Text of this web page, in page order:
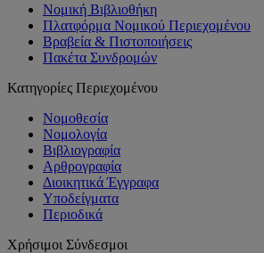
Νομική Βιβλιοθήκη
Πλατφόρμα Νομικού Περιεχομένου
Βραβεία & Πιστοποιήσεις
Πακέτα Συνδρομών
Κατηγορίες Περιεχομένου
Νομοθεσία
Νομολογία
Βιβλιογραφία
Αρθρογραφία
Διοικητικά Έγγραφα
Υποδείγματα
Περιοδικά
Χρήσιμοι Σύνδεσμοι